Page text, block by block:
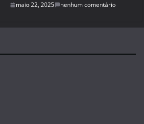
maio 22, 2025 nenhum comentário